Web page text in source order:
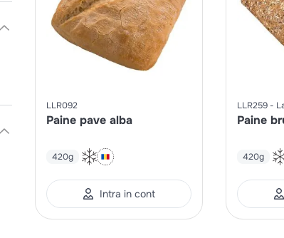
LLR092
Paine pave alba
420g
Intra in cont
LLR259
Paine
420g